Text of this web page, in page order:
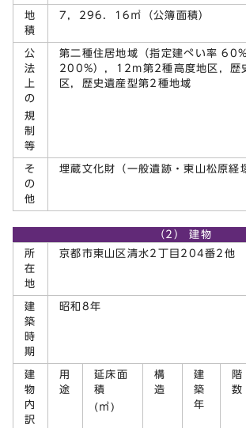
地
積
7，296．16㎡（公簿面積）
公
法
上
の
規
制
等
第二種住居地域（指定建ぺい率
200%），12m第2種高度地区，歴
区，歴史遺産型第2種地域
そ
の
他
埋蔵文化財（一般遺跡・東山松原経
（2） 建物
所
在
地
京都市東山区清水2丁目204番2他
建
築
時
期
昭和8年
建
物
内
訳
用
途
延床面
積
(㎡)
構
造
建
築
年
数